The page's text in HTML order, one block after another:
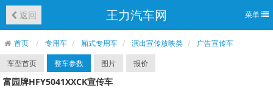
返回 王力汽车网 菜单
首页 专用车 厢式专用车 演出宣传放映类
广告宣传车
车型首页
整车参数 图片 报价
富园牌HFY5041XXCK宣传车